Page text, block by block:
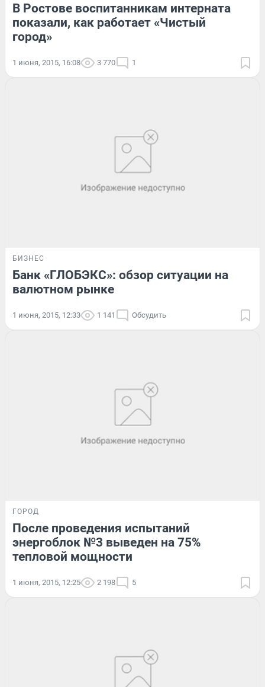
В Ростове воспитанникам интерната
показали, как работает «Чистый
город»
1 июня, 2015, 16:08 3 770 1
БИЗНЕС
Банк «ГЛОБЭКС»: обзор ситуации на
валютном рынке
1 июня, 2015, 12:33 1 141 Обсудить
ГОРОД
После проведения испытаний
энергоблок №3 выведен на 75%
тепловой мощности
1 июня, 2015, 12:25 2 198 5